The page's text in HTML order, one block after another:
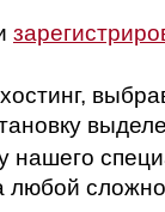
нашего
любой